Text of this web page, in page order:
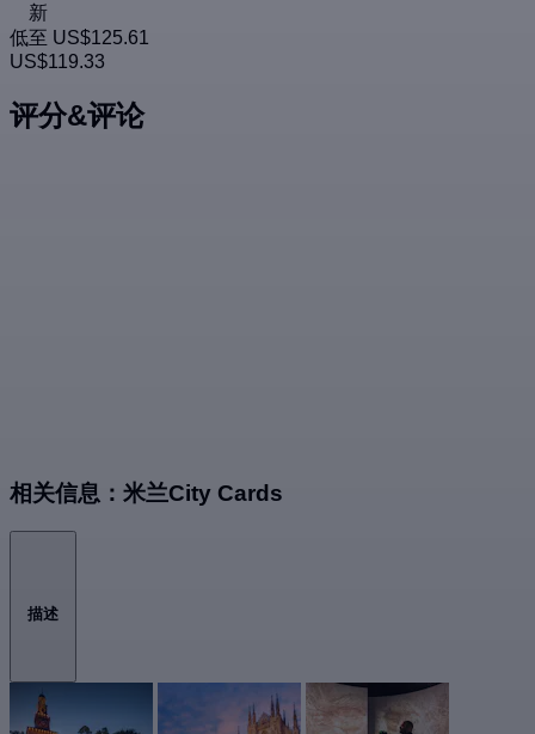
新
低至 US$125.61
US$119.33
评分&评论
相关信息：米兰City Cards
描述